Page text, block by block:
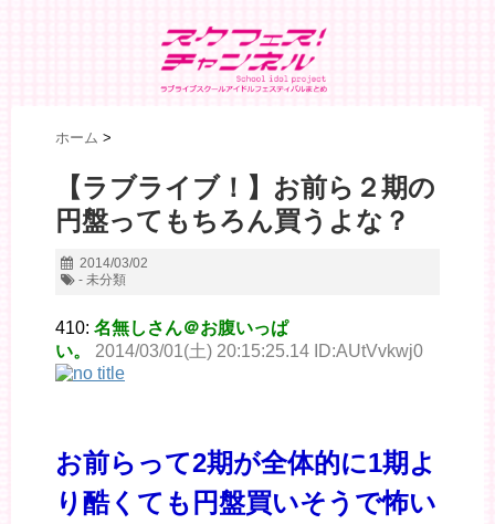
ホーム >
【ラブライブ！】お前ら２期の
円盤ってもちろん買うよな？
2014/03/02
- 未分類
410: 名無しさん＠お腹いっぱ
い。
2014/03/01(土) 20:15:25.14 ID:AUtVvkwj0
お前らって2期が全体的に1期よ
り酷くても円盤買いそうで怖い